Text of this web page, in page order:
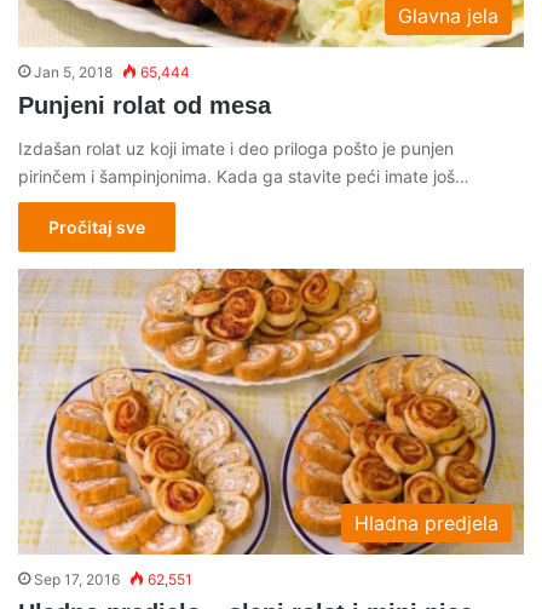
Glavna jela
Jan 5, 2018 65,444
Punjeni rolat od mesa
Izdašan rolat uz koji imate i deo priloga pošto je punjen
pirinčem i šampinjonima. Kada ga stavite peći imate još…
Pročitaj sve
Hladna predjela
Sep 17, 2016 62,551